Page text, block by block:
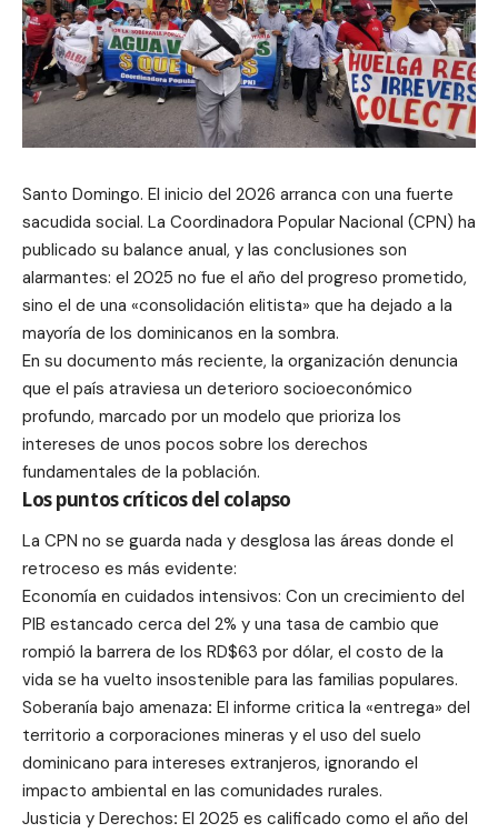
Santo Domingo. El inicio del 2026 arranca con una fuerte
sacudida social. La Coordinadora Popular Nacional (CPN) ha
publicado su balance anual, y las conclusiones son
alarmantes: el 2025 no fue el año del progreso prometido,
sino el de una «consolidación elitista» que ha dejado a la
mayoría de los dominicanos en la sombra.
En su documento más reciente, la organización denuncia
que el país atraviesa un deterioro socioeconómico
profundo, marcado por un modelo que prioriza los
intereses de unos pocos sobre los derechos
fundamentales de la población.
Los puntos críticos del colapso
La CPN no se guarda nada y desglosa las áreas donde el
retroceso es más evidente:
Economía en cuidados intensivos: Con un crecimiento del
PIB estancado cerca del 2% y una tasa de cambio que
rompió la barrera de los RD$63 por dólar, el costo de la
vida se ha vuelto insostenible para las familias populares.
Soberanía bajo amenaza: El informe critica la «entrega» del
territorio a corporaciones mineras y el uso del suelo
dominicano para intereses extranjeros, ignorando el
impacto ambiental en las comunidades rurales.
Justicia y Derechos: El 2025 es calificado como el año del